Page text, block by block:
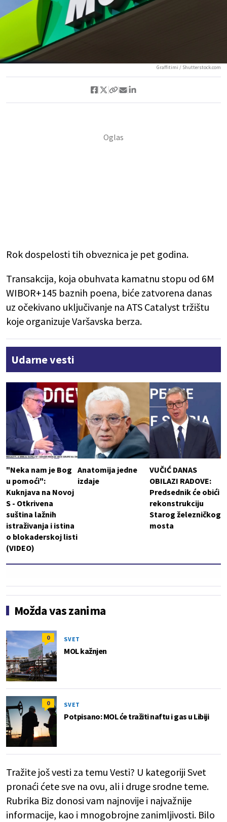
Graffitimi / Shutterstock.com
Rok dospelosti tih obveznica je pet godina.
Transakcija, koja obuhvata kamatnu stopu od 6M
WIBOR+145 baznih poena, biće zatvorena danas
uz očekivano uključivanje na ATS Catalyst tržištu
koje organizuje Varšavska berza.
Udarne vesti
"Neka nam je Bog
u pomoći":
Kuknjava na Novoj
S - Otkrivena
suština lažnih
istraživanja i istina
o blokaderskoj listi
(VIDEO)
Anatomija jedne
izdaje
VUČIĆ DANAS
OBILAZI RADOVE:
Predsednik će obići
rekonstrukciju
Starog železničkog
mosta
Možda vas zanima
0 SVET
MOL kažnjen
0 SVET
Potpisano: MOL će tražiti naftu i gas u Libiji
Tražite još vesti za temu Vesti? U kategoriji Svet
pronaći ćete sve na ovu, ali i druge srodne teme.
Rubrika Biz donosi vam najnovije i najvažnije
informacije, kao i mnogobrojne zanimljivosti. Bilo